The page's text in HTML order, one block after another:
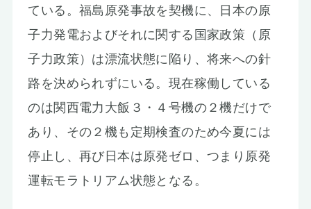
お知らせ
ている。福島原発事故を契機に、日本の原
子力発電およびそれに関する国家政策（原
子力政策）は漂流状態に陥り、将来への針
路を決められずにいる。現在稼働している
のは関西電力大飯３・４号機の２機だけで
あり、その２機も定期検査のため今夏には
停止し、再び日本は原発ゼロ、つまり原発
運転モラトリアム状態となる。